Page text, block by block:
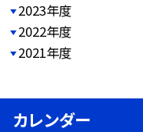
2023年度
2022年度
2021年度
カレンダー